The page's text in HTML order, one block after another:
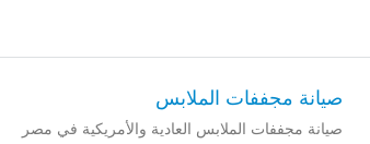
صيانة مجففات الملابس
صيانة مجففات الملابس العادية والأمريكية في مصر